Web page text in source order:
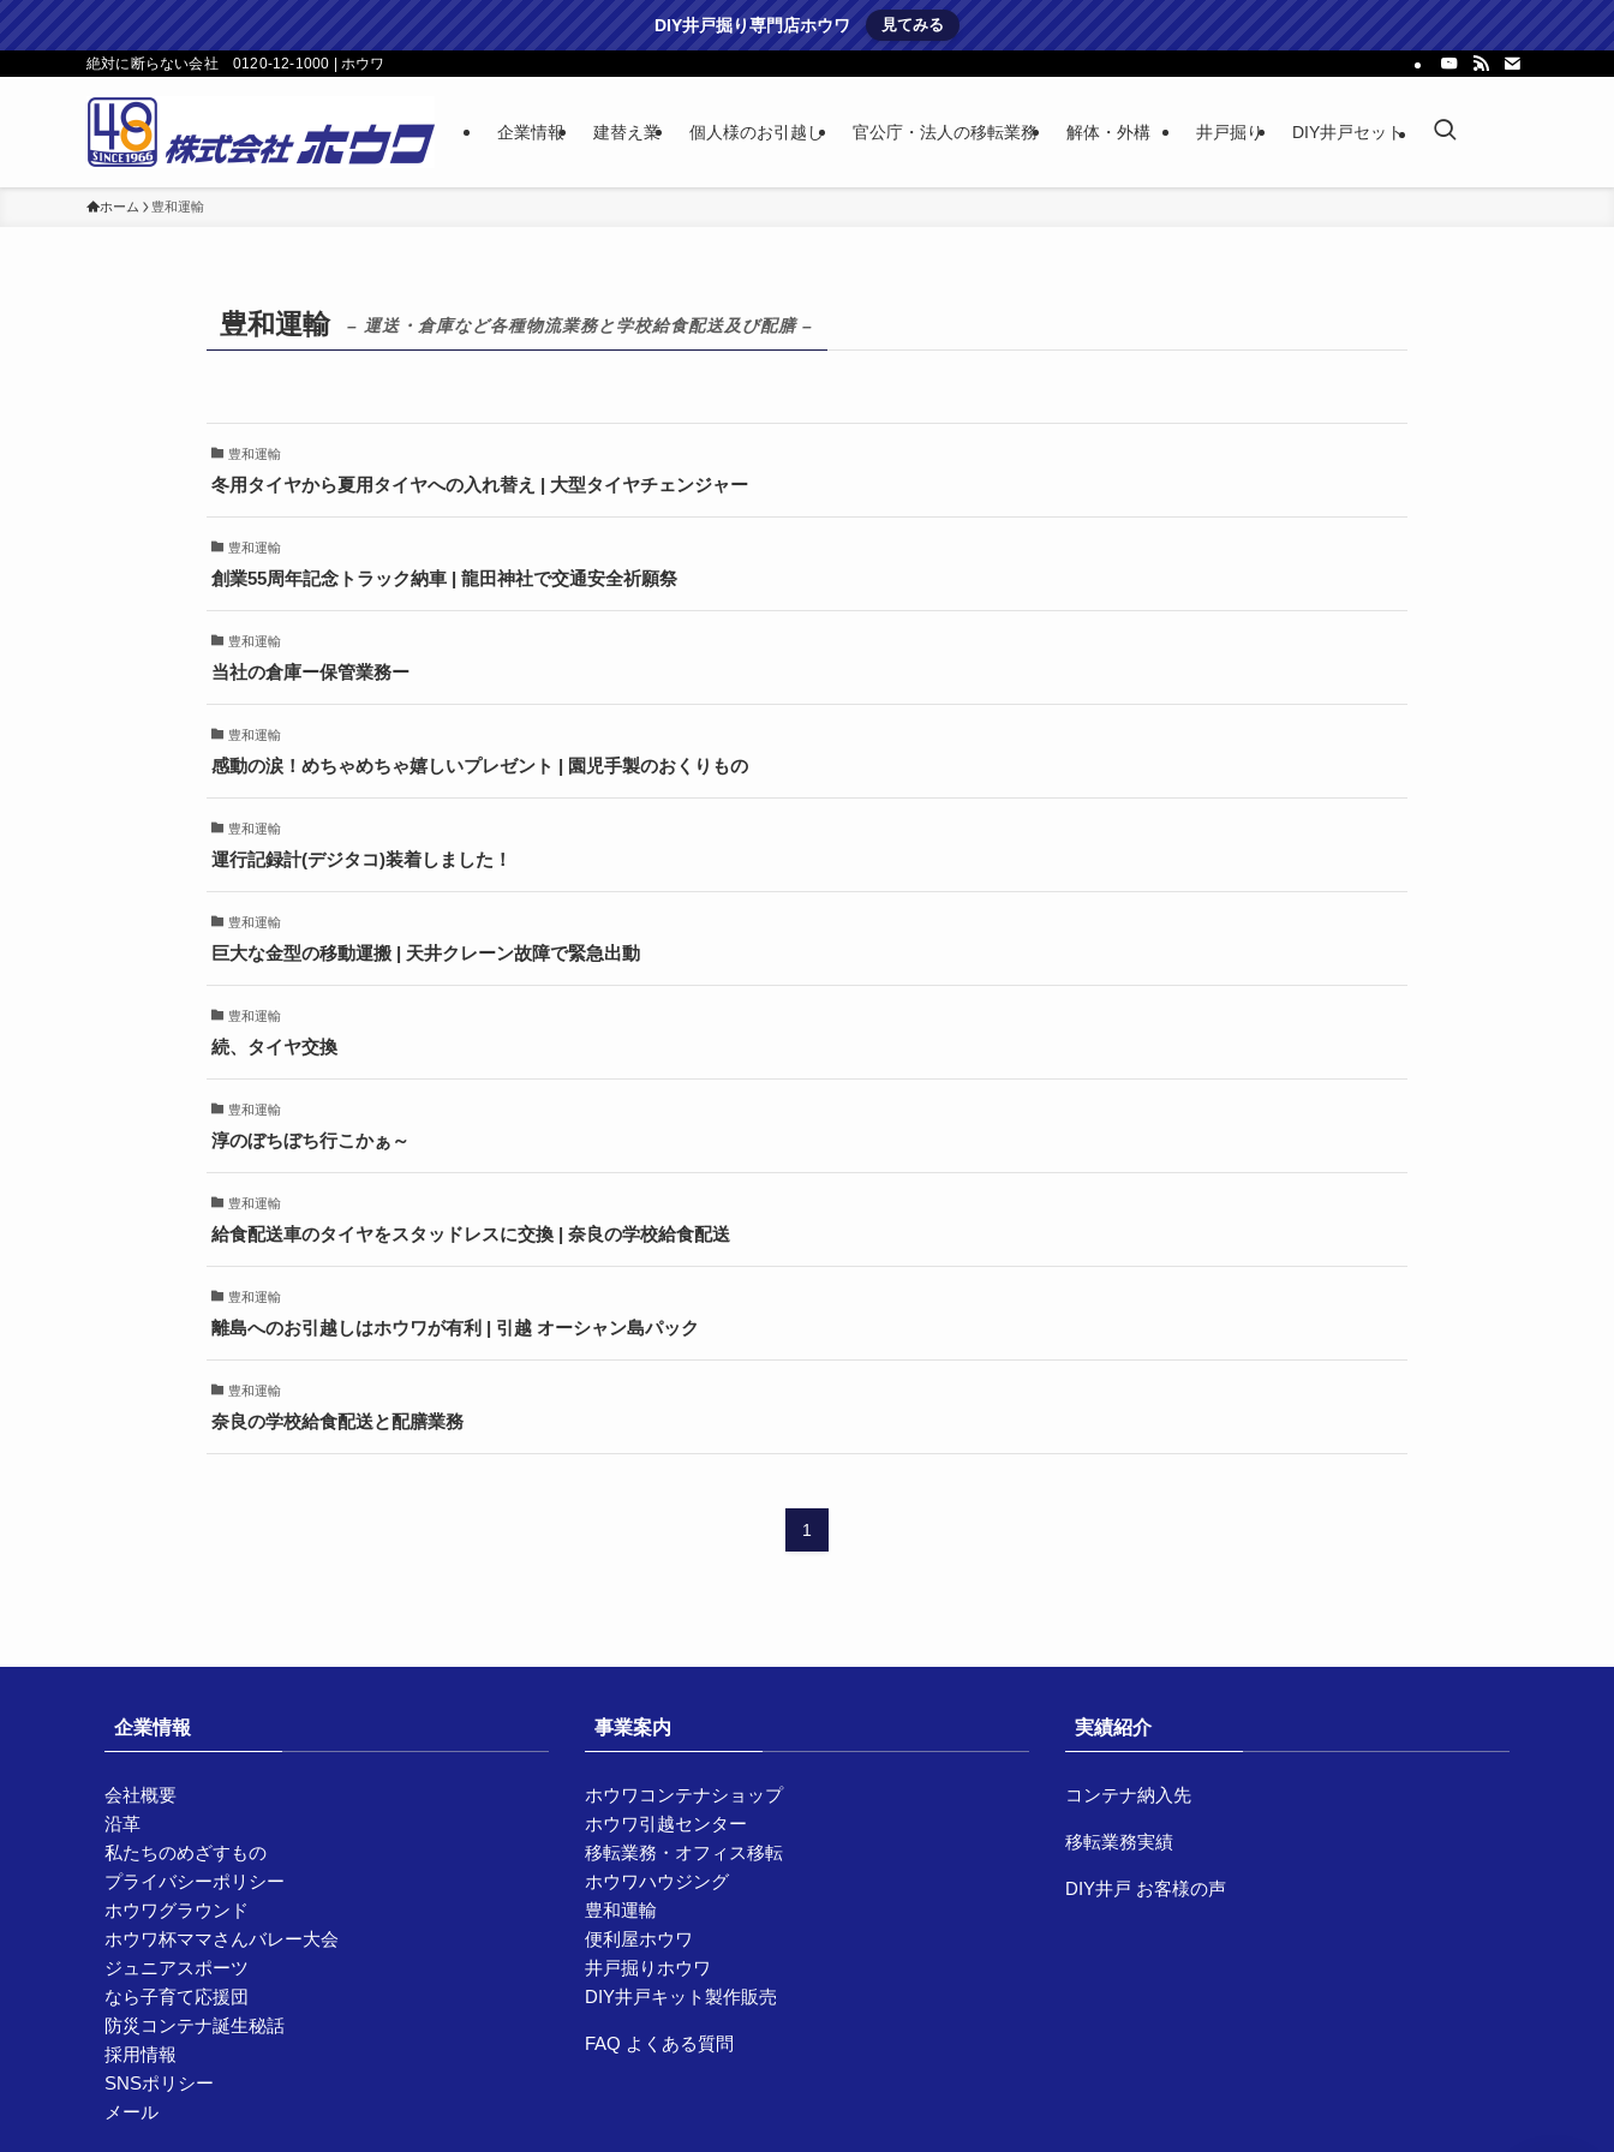
DIY井戸掘り専門店ホウワ 見てみる
絶対に断らない会社 0120-12-1000 | ホウワ
企業情報 建替え業 個人様のお引越し 官公庁・法人の移転業務 解体・外構 井戸掘り DIY井戸セット
ホーム 豊和運輸
豊和運輸 – 運送・倉庫など各種物流業務と学校給食配送及び配膳 –
豊和運輸
冬用タイヤから夏用タイヤへの入れ替え | 大型タイヤチェンジャー
豊和運輸
創業55周年記念トラック納車 | 龍田神社で交通安全祈願祭
豊和運輸
当社の倉庫ー保管業務ー
豊和運輸
感動の涙！めちゃめちゃ嬉しいプレゼント | 園児手製のおくりもの
豊和運輸
運行記録計(デジタコ)装着しました！
豊和運輸
巨大な金型の移動運搬 | 天井クレーン故障で緊急出動
豊和運輸
続、タイヤ交換
豊和運輸
淳のぼちぼち行こかぁ～
豊和運輸
給食配送車のタイヤをスタッドレスに交換 | 奈良の学校給食配送
豊和運輸
離島へのお引越しはホウワが有利 | 引越 オーシャン島パック
豊和運輸
奈良の学校給食配送と配膳業務
1
企業情報
会社概要
沿革
私たちのめざすもの
プライバシーポリシー
ホウワグラウンド
ホウワ杯ママさんバレー大会
ジュニアスポーツ
なら子育て応援団
防災コンテナ誕生秘話
採用情報
SNSポリシー
メール
事業案内
ホウワコンテナショップ
ホウワ引越センター
移転業務・オフィス移転
ホウワハウジング
豊和運輸
便利屋ホウワ
井戸掘りホウワ
DIY井戸キット製作販売
FAQ よくある質問
実績紹介
コンテナ納入先
移転業務実績
DIY井戸 お客様の声